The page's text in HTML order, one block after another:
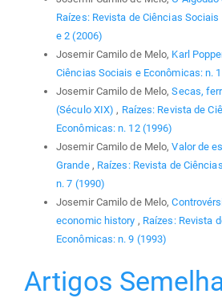
Raízes: Revista de Ciências Sociais
e 2 (2006)
Josemir Camilo de Melo, Karl
Ciências Sociais e Econômicas: n.
Josemir Camilo de Melo,Secas,
(Século XIX) , Raízes: Revista de
Econômicas: n. 12 (1996)
Josemir Camilo de Melo,Valor de
Grande , Raízes: Revista de
n. 7 (1990)
Josemir Camilo de Melo,
economic history , Raízes: Revista
Econômicas: n. 9 (1993)
Artigos